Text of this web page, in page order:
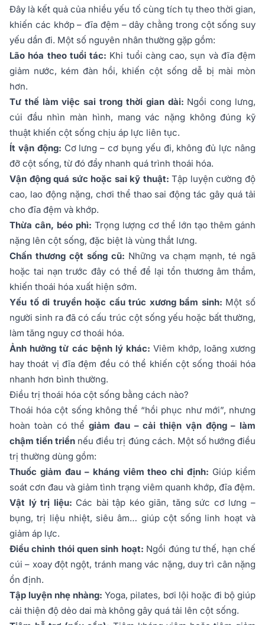
Đây là kết quả của nhiều yếu tố cùng tích tụ theo thời gian,
khiến các khớp – đĩa đệm – dây chằng trong cột sống suy
yếu dần đi. Một số nguyên nhân thường gặp gồm:
Lão hóa theo tuổi tác: Khi tuổi càng cao, sụn và đĩa đệm
giảm nước, kém đàn hồi, khiến cột sống dễ bị mài mòn
hơn.
Tư thế làm việc sai trong thời gian dài: Ngồi cong lưng,
cúi đầu nhìn màn hình, mang vác nặng không đúng kỹ
thuật khiến cột sống chịu áp lực liên tục.
Ít vận động: Cơ lưng – cơ bụng yếu đi, không đủ lực nâng
đỡ cột sống, từ đó đẩy nhanh quá trình thoái hóa.
Vận động quá sức hoặc sai kỹ thuật: Tập luyện cường độ
cao, lao động nặng, chơi thể thao sai động tác gây quá tải
cho đĩa đệm và khớp.
Thừa cân, béo phì: Trọng lượng cơ thể lớn tạo thêm gánh
nặng lên cột sống, đặc biệt là vùng thắt lưng.
Chấn thương cột sống cũ: Những va chạm mạnh, té ngã
hoặc tai nạn trước đây có thể để lại tổn thương âm thầm,
khiến thoái hóa xuất hiện sớm.
Yếu tố di truyền hoặc cấu trúc xương bẩm sinh: Một số
người sinh ra đã có cấu trúc cột sống yếu hoặc bất thường,
làm tăng nguy cơ thoái hóa.
Ảnh hưởng từ các bệnh lý khác: Viêm khớp, loãng xương
hay thoát vị đĩa đệm đều có thể khiến cột sống thoái hóa
nhanh hơn bình thường.
Điều trị thoái hóa cột sống bằng cách nào?
Thoái hóa cột sống không thể “hồi phục như mới”, nhưng
hoàn toàn có thể giảm đau – cải thiện vận động – làm
chậm tiến triển nếu điều trị đúng cách. Một số hướng điều
trị thường dùng gồm:
Thuốc giảm đau – kháng viêm theo chỉ định: Giúp kiểm
soát cơn đau và giảm tình trạng viêm quanh khớp, đĩa đệm.
Vật lý trị liệu: Các bài tập kéo giãn, tăng sức cơ lưng –
bụng, trị liệu nhiệt, siêu âm… giúp cột sống linh hoạt và
giảm áp lực.
Điều chỉnh thói quen sinh hoạt: Ngồi đúng tư thế, hạn chế
cúi – xoay đột ngột, tránh mang vác nặng, duy trì cân nặng
ổn định.
Tập luyện nhẹ nhàng: Yoga, pilates, bơi lội hoặc đi bộ giúp
cải thiện độ dẻo dai mà không gây quá tải lên cột sống.